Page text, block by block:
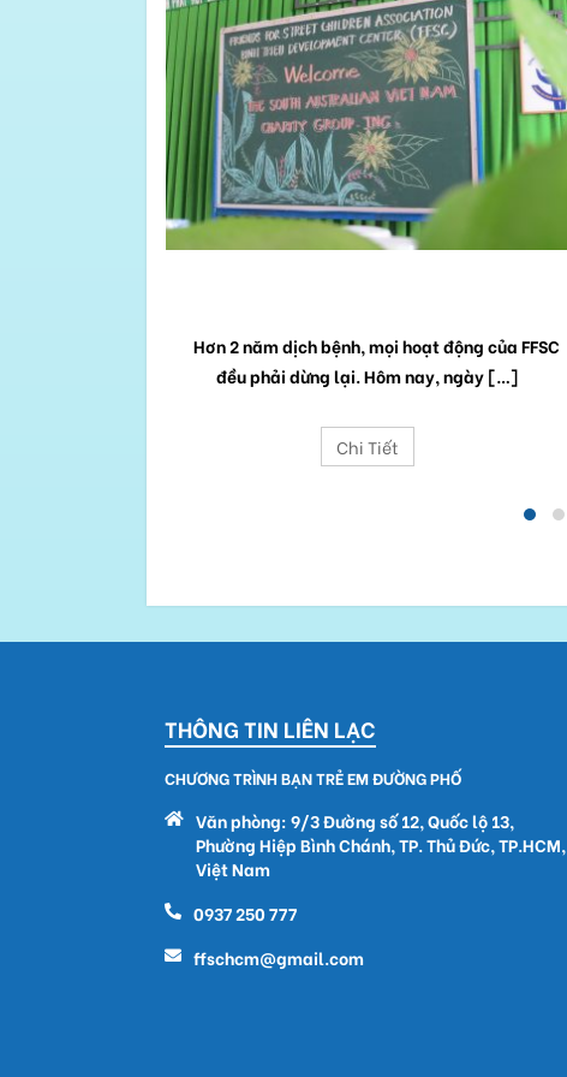
Hơn 2 năm dịch bệnh, mọi hoạt động của FFSC
đều phải dừng lại. Hôm nay, ngày […]
Chi Tiết
THÔNG TIN LIÊN LẠC
CHƯƠNG TRÌNH BẠN TRẺ EM ĐƯỜNG PHỐ
Văn phòng: 9/3 Đường số 12, Quốc lộ 13,
Phường Hiệp Bình Chánh, TP. Thủ Đức, TP.HCM,
Việt Nam
0937 250 777
ffschcm@gmail.com